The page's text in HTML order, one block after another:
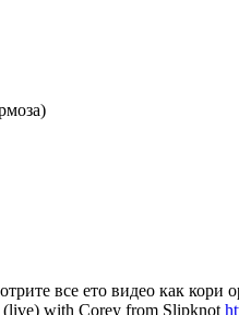
все ето видео как кори
(live) with Corey from Slipknot